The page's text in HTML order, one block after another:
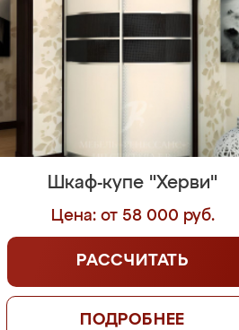
Шкаф-купе "Херви"
Цена: от 58 000 руб.
РАССЧИТАТЬ
ПОДРОБНЕЕ